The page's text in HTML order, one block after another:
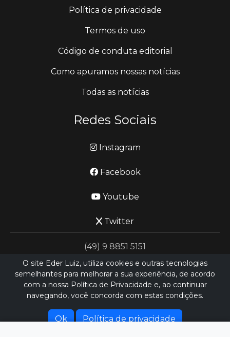
Política de privacidade
Termos de uso
Código de conduta editorial
Como apuramos nossas notícias
Todas as notícias
Redes Sociais
Instagram
Facebook
Youtube
Twitter
(49) 9 8851 5151
jornalismo@ederluiz.com.vc
Hospedado porHEXIO CLOUD
O site Eder Luiz, utiliza cookies e outras tecnologias
semelhantes para melhorar a sua experiência, de acordo
com a nossa Política de Privacidade e, ao continuar
navegando, você concorda com estas condições.
Ok Política de privacidade